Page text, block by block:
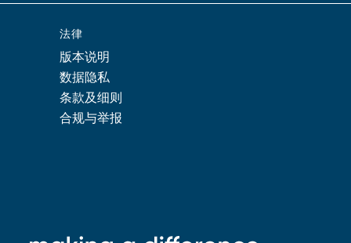
法律
版本说明
数据隐私
条款及细则
合规与举报